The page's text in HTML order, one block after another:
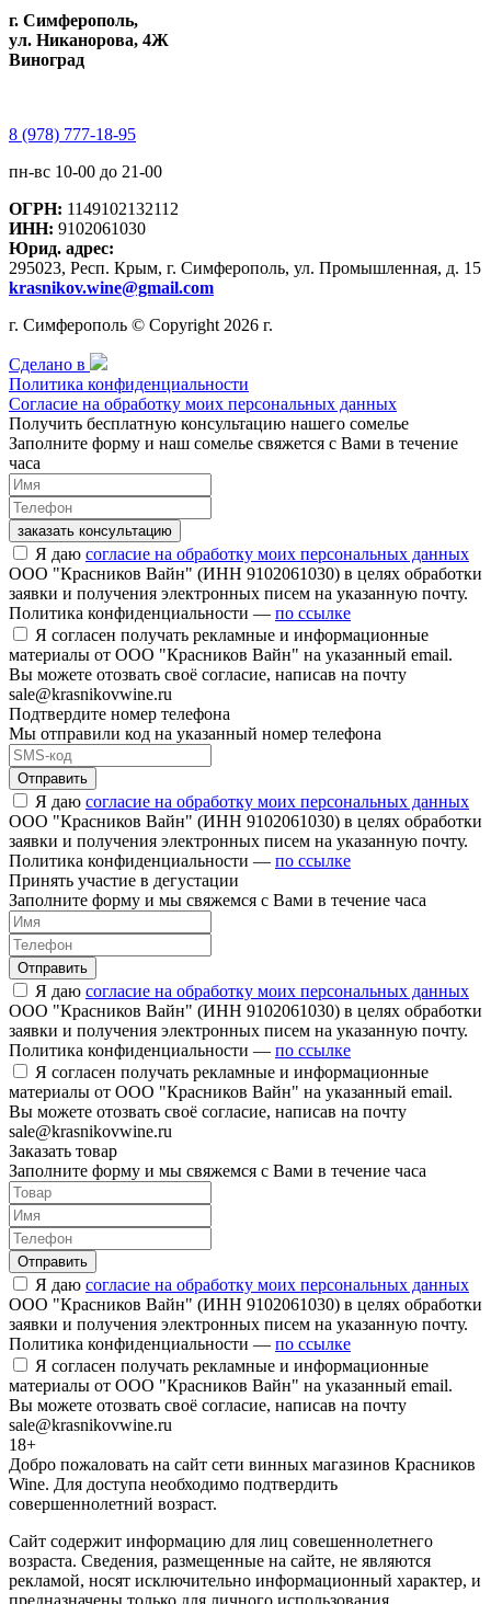
г. Симферополь,
ул. Никанорова, 4Ж
Виноград
8 (978) 777-18-95
пн-вс 10-00 до 21-00
ОГРН: 1149102132112
ИНН: 9102061030
Юрид. адрес:
295023, Респ. Крым, г. Симферополь, ул. Промышленная, д. 15
krasnikov.wine@gmail.com
г. Симферополь © Copyright 2026 г.
Сделано в
Политика конфиденциальности
Согласие на обработку моих персональных данных
Получить бесплатную консультацию нашего сомелье
Заполните форму и наш сомелье свяжется с Вами в течение
часа
заказать консультацию
Я даю согласие на обработку моих персональных данных
ООО "Красников Вайн" (ИНН 9102061030) в целях обработки
заявки и получения электронных писем на указанную почту.
Политика конфиденциальности — по ссылке
Я согласен получать рекламные и информационные
материалы от ООО "Красников Вайн" на указанный email.
Вы можете отозвать своё согласие, написав на почту
sale@krasnikovwine.ru
Подтвердите номер телефона
Мы отправили код на указанный номер телефона
Отправить
Я даю согласие на обработку моих персональных данных
ООО "Красников Вайн" (ИНН 9102061030) в целях обработки
заявки и получения электронных писем на указанную почту.
Политика конфиденциальности — по ссылке
Принять участие в дегустации
Заполните форму и мы свяжемся с Вами в течение часа
Отправить
Я даю согласие на обработку моих персональных данных
ООО "Красников Вайн" (ИНН 9102061030) в целях обработки
заявки и получения электронных писем на указанную почту.
Политика конфиденциальности — по ссылке
Я согласен получать рекламные и информационные
материалы от ООО "Красников Вайн" на указанный email.
Вы можете отозвать своё согласие, написав на почту
sale@krasnikovwine.ru
Заказать товар
Заполните форму и мы свяжемся с Вами в течение часа
Отправить
Я даю согласие на обработку моих персональных данных
ООО "Красников Вайн" (ИНН 9102061030) в целях обработки
заявки и получения электронных писем на указанную почту.
Политика конфиденциальности — по ссылке
Я согласен получать рекламные и информационные
материалы от ООО "Красников Вайн" на указанный email.
Вы можете отозвать своё согласие, написав на почту
sale@krasnikovwine.ru
18+
Добро пожаловать на сайт сети винных магазинов Красников
Wine. Для доступа необходимо подтвердить
совершеннолетний возраст.
Сайт содержит информацию для лиц совешеннолетнего
возраста. Сведения, размещенные на сайте, не являются
рекламой, носят исключительно информационный характер, и
предназначены только для личного использования.